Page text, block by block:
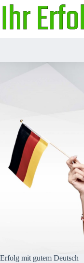
Zum
Inhalt
Erfolg mit gutem Deutsch